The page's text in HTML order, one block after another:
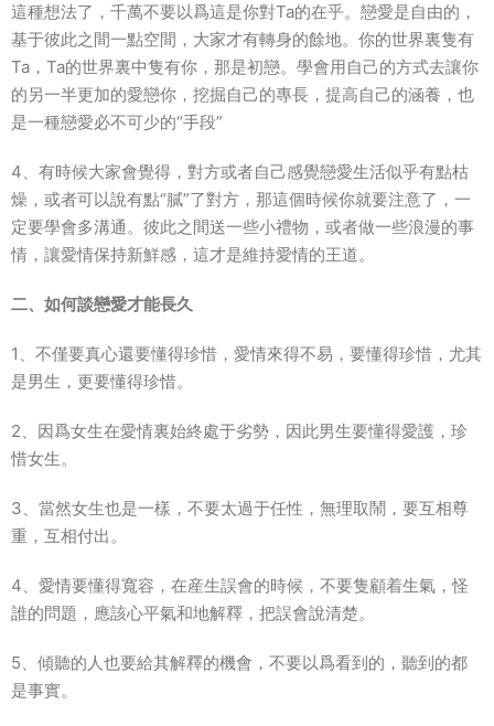
這種想法了，千萬不要以爲這是你對Ta的在乎。戀愛是自由的，
基于彼此之間一點空間，大家才有轉身的餘地。你的世界裏隻有
Ta，Ta的世界裏中隻有你，那是初戀。學會用自己的方式去讓你
的另一半更加的愛戀你，挖掘自己的專長，提高自己的涵養，也
是一種戀愛必不可少的“手段”
4、有時候大家會覺得，對方或者自己感覺戀愛生活似乎有點枯
燥，或者可以說有點“膩”了對方，那這個時候你就要注意了，一
定要學會多溝通。彼此之間送一些小禮物，或者做一些浪漫的事
情，讓愛情保持新鮮感，這才是維持愛情的王道。
二、如何談戀愛才能長久
1、不僅要真心還要懂得珍惜，愛情來得不易，要懂得珍惜，尤其
是男生，更要懂得珍惜。
2、因爲女生在愛情裏始終處于劣勢，因此男生要懂得愛護，珍
惜女生。
3、當然女生也是一樣，不要太過于任性，無理取鬧，要互相尊
重，互相付出。
4、愛情要懂得寬容，在産生誤會的時候，不要隻顧着生氣，怪
誰的問題，應該心平氣和地解釋，把誤會說清楚。
5、傾聽的人也要給其解釋的機會，不要以爲看到的，聽到的都
是事實。